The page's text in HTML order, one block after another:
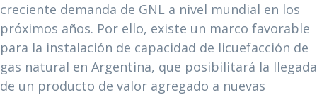
creciente demanda de GNL a nivel mundial en los
próximos años. Por ello, existe un marco favorable
para la instalación de capacidad de licuefacción de
gas natural en Argentina, que posibilitará la llegada
de un producto de valor agregado a nuevas